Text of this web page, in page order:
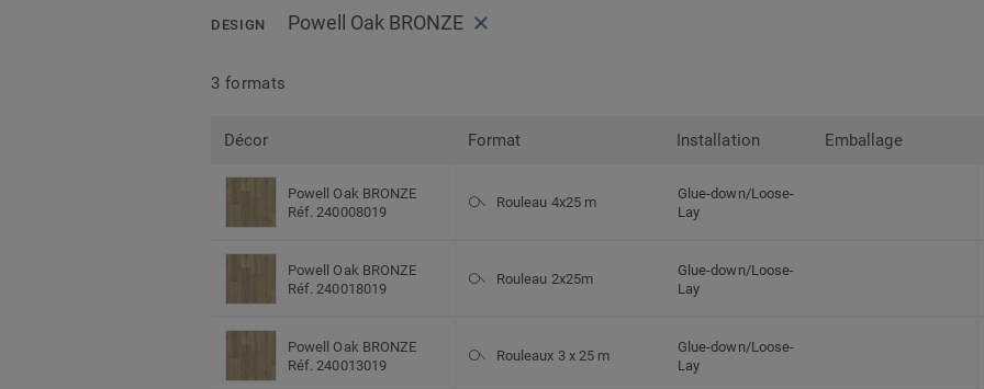
DESIGN Powell Oak BRONZE
3 formats
Décor Format Installation Emballage
Powell Oak BRONZE
Réf. 240008019
Rouleau 4x25 m
Glue-down/Loose-
Lay
Powell Oak BRONZE
Réf. 240018019
Rouleau 2x25m
Glue-down/Loose-
Lay
Powell Oak BRONZE
Réf. 240013019
Rouleaux 3 x 25 m
Glue-down/Loose-
Lay